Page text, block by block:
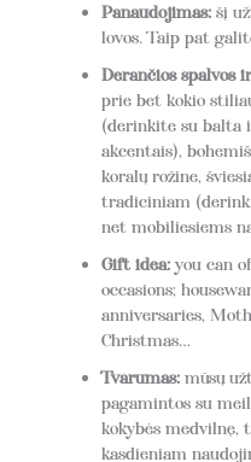
Panaudojimas:šį
lovos. Taip pat
Derančios spalvos
prie bet kokio
(derinkite su balta
akcentais),
koralų rožine,
tradiciniam
net mobiliesiems
Gift idea:you can
occasions;
anniversaries,
Christmas…
Tvarumas:mūsų
pagamintos su
kokybės medvilnę,
kasdieniam